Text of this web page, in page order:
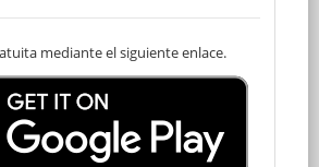
Young Rider
7:30
4 Etapas
mediante el siguiente enlace.